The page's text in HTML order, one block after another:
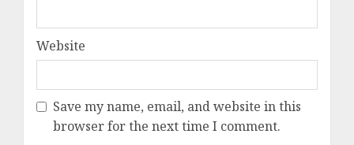
Website
Save my name, email, and website in this
browser for the next time I comment.